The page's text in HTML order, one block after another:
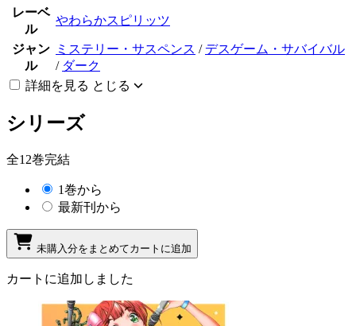
レーベ
ル
やわらかスピリッツ
ジャン
ル
ミステリー・サスペンス / デスゲーム・サバイバル
/ ダーク
詳細を見る とじる
シリーズ
全12巻完結
1巻から
最新刊から
未購入分をまとめてカートに追加
カートに追加しました